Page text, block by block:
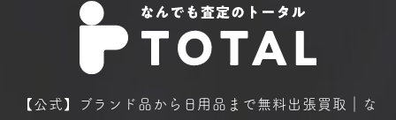
【公式】ブランド品から日用品まで無料出張買取｜な